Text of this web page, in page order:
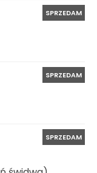
SPRZEDAM
SPRZEDAM
SPRZEDAM